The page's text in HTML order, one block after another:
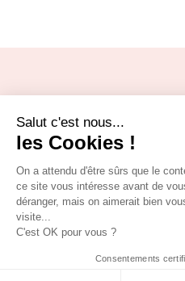
RETROUVEZ-NOUS
https://www.facebook.com/
Salut c'est nous...
les Cookies !
On a attendu d'être sûrs que le
ce site vous intéresse avant de
déranger, mais on aimerait bien
visite...
C'est OK pour vous ?
Consentements